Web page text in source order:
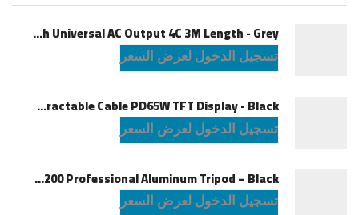
Porodo 6-1 Power Socket with Universal AC Output 4C 3M Length - Grey
تسجيل الدخول لعرض السعر
Powerology Car Charger with Car with PD 65W Retractable Cable PD65W TFT Display - Black
تسجيل الدخول لعرض السعر
Green Lion GTP-200 Professional Aluminum Tripod – Black
تسجيل الدخول لعرض السعر